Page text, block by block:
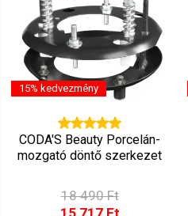
15% kedvezmény
CODA'S Beauty Porcelán-
mozgató döntő szerkezet
18 490 Ft
15 717 Ft